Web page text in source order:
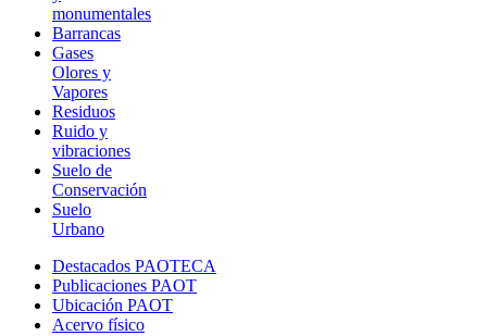
monumentales
Barrancas
Gases
Olores y
Vapores
Residuos
Ruido y
vibraciones
Suelo de
Conservación
Suelo
Urbano
Destacados PAOTECA
Publicaciones PAOT
Ubicación PAOT
Acervo físico